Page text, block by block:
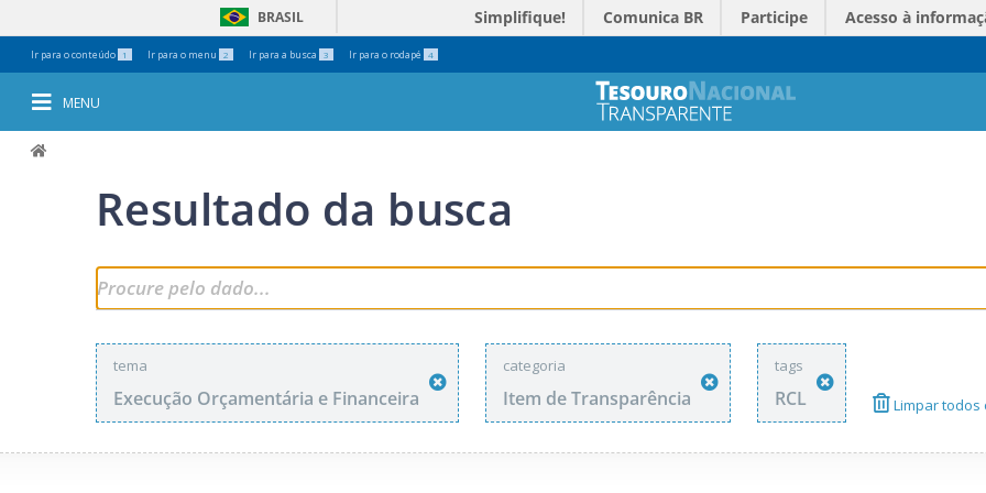
Ir para o conteúdo 1 Ir para o menu 2 Ir para a busca 3 Ir para o rodapé 4
BRASIL Simplifique! Comunica BR Participe Acesso à
MENU
Resultado da busca
tema
Execução Orçamentária e Financeira
categoria
Item de Transparência
tags
RCL Limpar todos